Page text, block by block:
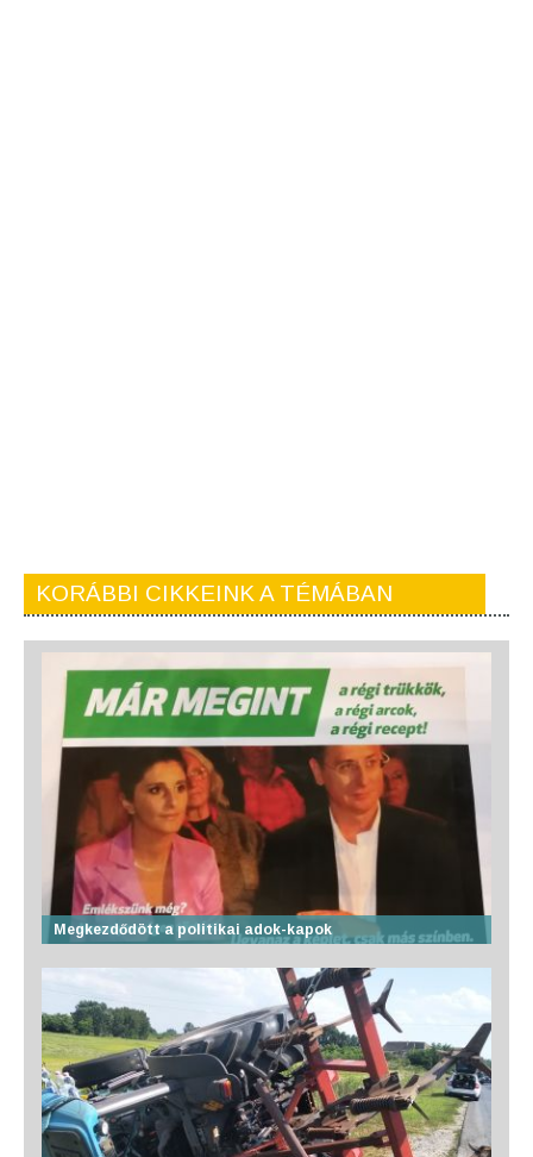
KORÁBBI CIKKEINK A TÉMÁBAN
Megkezdődött a politikai adok-kapok